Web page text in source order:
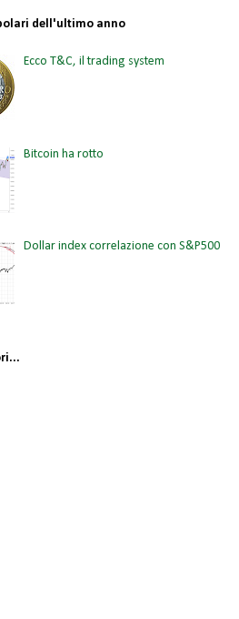
dell'ultimo anno
Ecco T&C, il trading system
Bitcoin ha rotto
Dollar index correlazione con S&P500